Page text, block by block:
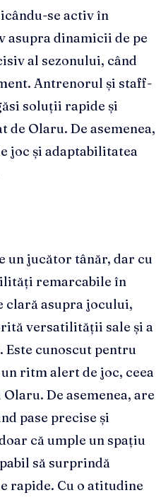
se activ în
asupra dinamicii de pe
al sezonului, când
Antrenorul și staff-
soluții rapide și
Olaru. De asemenea,
joc și adaptabilitatea
un jucător tânăr, dar cu
remarcabile în
clară asupra jocului,
versatilității sale și a
Este cunoscut pentru
ritm alert de joc, ceea
De asemenea, are
pase precise și
că umple un spațiu
să surprindă
rapide. Cu o atitudine